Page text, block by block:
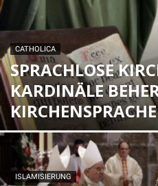
CATHOLICA
SPRACHLOSE
KARDINÄLE
ISLAMISIERUNG